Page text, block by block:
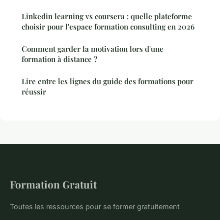
Linkedin learning vs coursera : quelle plateforme
choisir pour l'espace formation consulting en 2026
Comment garder la motivation lors d'une
formation à distance ?
Lire entre les lignes du guide des formations pour
réussir
Formation Gratuit
Toutes les ressources pour se former gratuitement